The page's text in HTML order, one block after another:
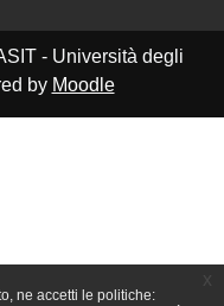
ne accetti le politiche:
- Università degli
by Moodle